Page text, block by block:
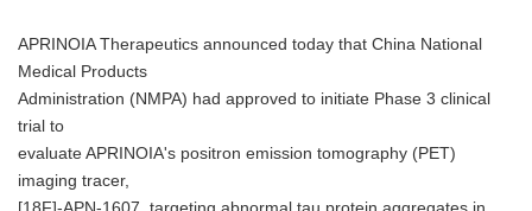
APRINOIA Therapeutics announced today that China National
Medical Products
Administration (NMPA) had approved to initiate Phase 3 clinical
trial to
evaluate APRINOIA's positron emission tomography (PET)
imaging tracer,